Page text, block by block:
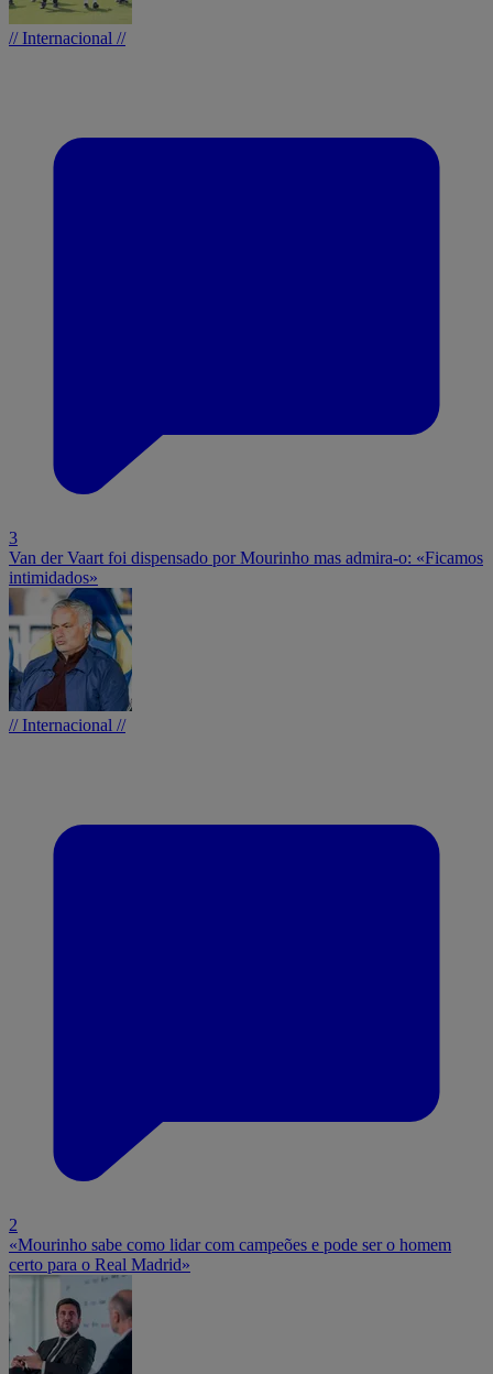
// Internacional //
3
Van der Vaart foi dispensado por Mourinho mas admira-o: «Ficamos
intimidados»
// Internacional //
2
«Mourinho sabe como lidar com campeões e pode ser o homem
certo para o Real Madrid»